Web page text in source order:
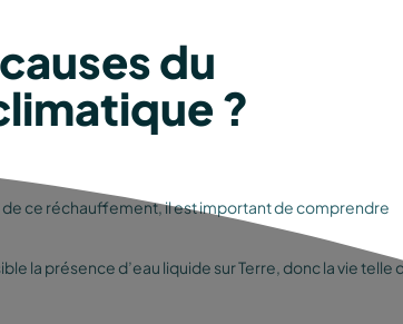
du
?
ce réchauffement, il est important de comprendre
la présence d’eau liquide sur Terre, donc la vie telle